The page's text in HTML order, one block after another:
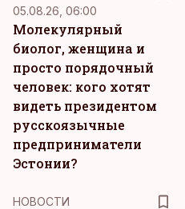
05.08.26, 06:00
Молекулярный
биолог, женщина и
просто порядочный
человек: кого хотят
видеть президентом
русскоязычные
предприниматели
Эстонии?
НОВОСТИ